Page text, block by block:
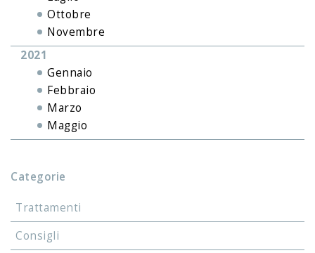
Ottobre
Novembre
2021
Gennaio
Febbraio
Marzo
Maggio
Categorie
Trattamenti
Consigli